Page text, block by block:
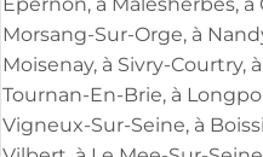
Epernon, à Malesherbes,
Morsang-Sur-Orge, à
Moisenay, à Sivry-Courtry,
Tournan-En-Brie, à
Vigneux-Sur-Seine, à